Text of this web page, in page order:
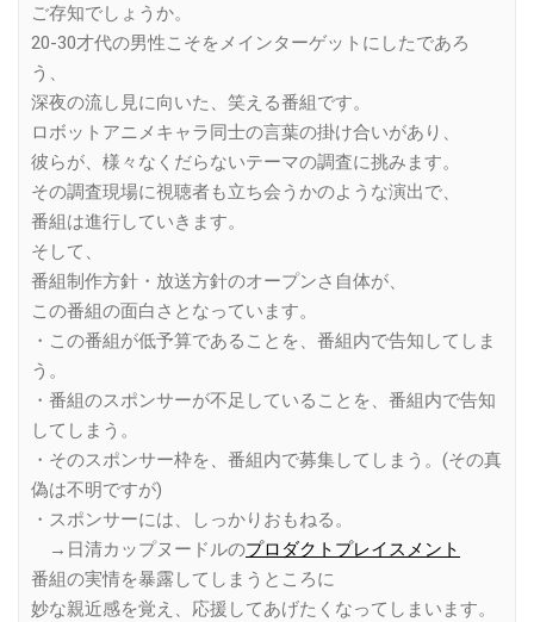
ご存知でしょうか。
20-30才代の男性こそをメインターゲットにしたであろ
う、
深夜の流し見に向いた、笑える番組です。
ロボットアニメキャラ同士の言葉の掛け合いがあり、
彼らが、様々なくだらないテーマの調査に挑みます。
その調査現場に視聴者も立ち会うかのような演出で、
番組は進行していきます。
そして、
番組制作方針・放送方針のオープンさ自体が、
この番組の面白さとなっています。
・この番組が低予算であることを、番組内で告知してしま
う。
・番組のスポンサーが不足していることを、番組内で告知
してしまう。
・そのスポンサー枠を、番組内で募集してしまう。(その真
偽は不明ですが)
・スポンサーには、しっかりおもねる。
→日清カップヌードルのプロダクトプレイスメント
番組の実情を暴露してしまうところに
妙な親近感を覚え、応援してあげたくなってしまいます。